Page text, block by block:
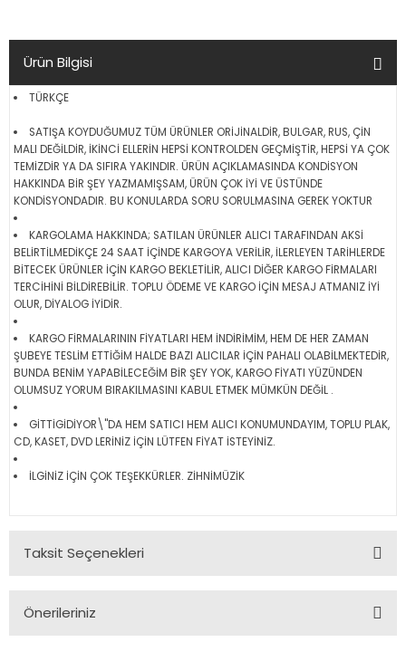
Ürün Bilgisi
TÜRKÇE
SATIŞA KOYDUĞUMUZ TÜM ÜRÜNLER ORİJİNALDİR, BULGAR, RUS, ÇİN
MALI DEĞİLDİR, İKİNCİ ELLERİN HEPSİ KONTROLDEN GEÇMİŞTİR, HEPSİ YA ÇOK
TEMİZDİR YA DA SIFIRA YAKINDIR. ÜRÜN AÇIKLAMASINDA KONDİSYON
HAKKINDA BİR ŞEY YAZMAMIŞSAM, ÜRÜN ÇOK İYİ VE ÜSTÜNDE
KONDİSYONDADIR. BU KONULARDA SORU SORULMASINA GEREK YOKTUR
KARGOLAMA HAKKINDA; SATILAN ÜRÜNLER ALICI TARAFINDAN AKSİ
BELİRTİLMEDİKÇE 24 SAAT İÇİNDE KARGOYA VERİLİR, İLERLEYEN TARİHLERDE
BİTECEK ÜRÜNLER İÇİN KARGO BEKLETİLİR, ALICI DİĞER KARGO FİRMALARI
TERCİHİNİ BİLDİREBİLİR. TOPLU ÖDEME VE KARGO İÇİN MESAJ ATMANIZ İYİ
OLUR, DİYALOG İYİDİR.
KARGO FİRMALARININ FİYATLARI HEM İNDİRİMİM, HEM DE HER ZAMAN
ŞUBEYE TESLİM ETTİĞİM HALDE BAZI ALICILAR İÇİN PAHALI OLABİLMEKTEDİR,
BUNDA BENİM YAPABİLECEĞİM BİR ŞEY YOK, KARGO FİYATI YÜZÜNDEN
OLUMSUZ YORUM BIRAKILMASINI KABUL ETMEK MÜMKÜN DEĞİL .
GİTTİGİDİYOR\"DA HEM SATICI HEM ALICI KONUMUNDAYIM, TOPLU PLAK,
CD, KASET, DVD LERİNİZ İÇİN LÜTFEN FİYAT İSTEYİNİZ.
İLGİNİZ İÇİN ÇOK TEŞEKKÜRLER. ZİHNİMÜZİK
Taksit Seçenekleri
Önerileriniz